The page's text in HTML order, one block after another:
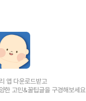
앱 다운로드받고
한 고민&꿀팁글을 구경해보세요